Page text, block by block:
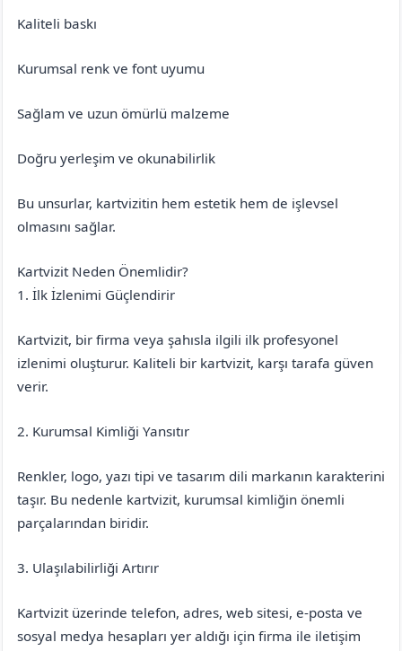
Kaliteli baskı
Kurumsal renk ve font uyumu
Sağlam ve uzun ömürlü malzeme
Doğru yerleşim ve okunabilirlik
Bu unsurlar, kartvizitin hem estetik hem de işlevsel
olmasını sağlar.
Kartvizit Neden Önemlidir?
1. İlk İzlenimi Güçlendirir
Kartvizit, bir firma veya şahısla ilgili ilk profesyonel
izlenimi oluşturur. Kaliteli bir kartvizit, karşı tarafa güven
verir.
2. Kurumsal Kimliği Yansıtır
Renkler, logo, yazı tipi ve tasarım dili markanın karakterini
taşır. Bu nedenle kartvizit, kurumsal kimliğin önemli
parçalarından biridir.
3. Ulaşılabilirliği Artırır
Kartvizit üzerinde telefon, adres, web sitesi, e-posta ve
sosyal medya hesapları yer aldığı için firma ile iletişim